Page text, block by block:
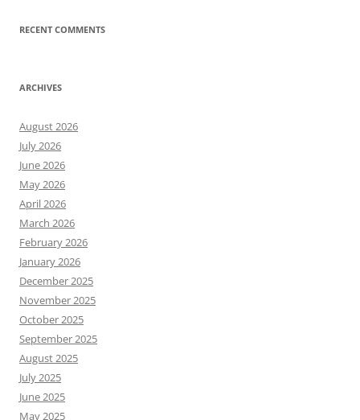
RECENT COMMENTS
ARCHIVES
August 2026
July 2026
June 2026
May 2026
April 2026
March 2026
February 2026
January 2026
December 2025
November 2025
October 2025
September 2025
August 2025
July 2025
June 2025
May 2025